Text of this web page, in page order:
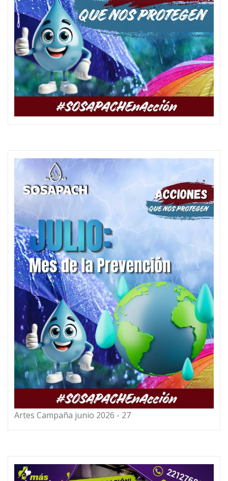
Artes Campaña junio 2026 - 27